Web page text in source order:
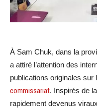
À Sam Chuk, dans la
a attiré l’attention des
publications originales sur
commissariat. Inspirés de
rapidement devenus